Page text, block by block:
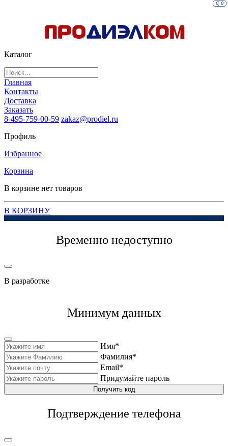
Каталог
Главная
Контакты
Доставка
Заказать
8-495-759-00-59 zakaz@prodiel.ru
Профиль
Избранное
0
Корзина
0
В корзине нет товаров
В КОРЗИНУ
Временно недоступно
В разработке
Минимум данных
Имя*
Фамилия*
Email*
Придумайте пароль
Получить код
Подтверждение телефона